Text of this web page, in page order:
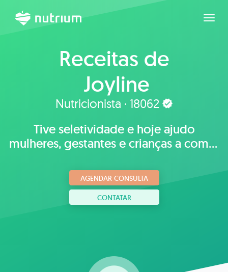
Receitas de
Joyline
Nutricionista · 18062
Tive seletividade e hoje ajudo
mulheres, gestantes e crianças a comer
AGENDAR CONSULTA
CONTATAR